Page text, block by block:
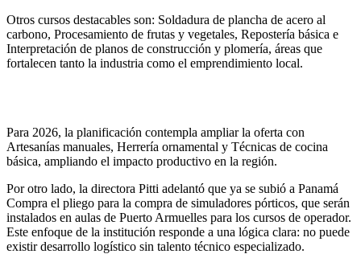
Otros cursos destacables son: Soldadura de plancha de acero al
carbono, Procesamiento de frutas y vegetales, Repostería básica e
Interpretación de planos de construcción y plomería, áreas que
fortalecen tanto la industria como el emprendimiento local.
Para 2026, la planificación contempla ampliar la oferta con
Artesanías manuales, Herrería ornamental y Técnicas de cocina
básica, ampliando el impacto productivo en la región.
Por otro lado, la directora Pitti adelantó que ya se subió a Panamá
Compra el pliego para la compra de simuladores pórticos, que serán
instalados en aulas de Puerto Armuelles para los cursos de operador.
Este enfoque de la institución responde a una lógica clara: no puede
existir desarrollo logístico sin talento técnico especializado.